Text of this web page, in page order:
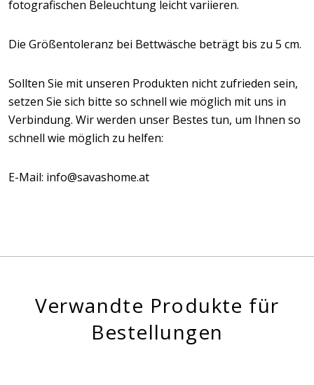
fotografischen Beleuchtung leicht variieren.
Die Größentoleranz bei Bettwäsche beträgt bis zu 5 cm.
Sollten Sie mit unseren Produkten nicht zufrieden sein,
setzen Sie sich bitte so schnell wie möglich mit uns in
Verbindung. Wir werden unser Bestes tun, um Ihnen so
schnell wie möglich zu helfen:
E-Mail: info@savashome.at
Verwandte Produkte für
Bestellungen